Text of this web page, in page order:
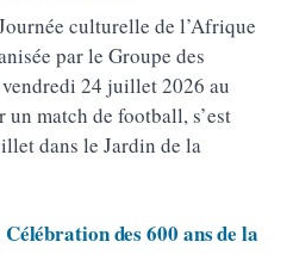
culturelle de l’Afrique
par le Groupe des
vendredi 24 juillet 2026 au
match de football, s’est
dans le Jardin de la
des 600 ans de la